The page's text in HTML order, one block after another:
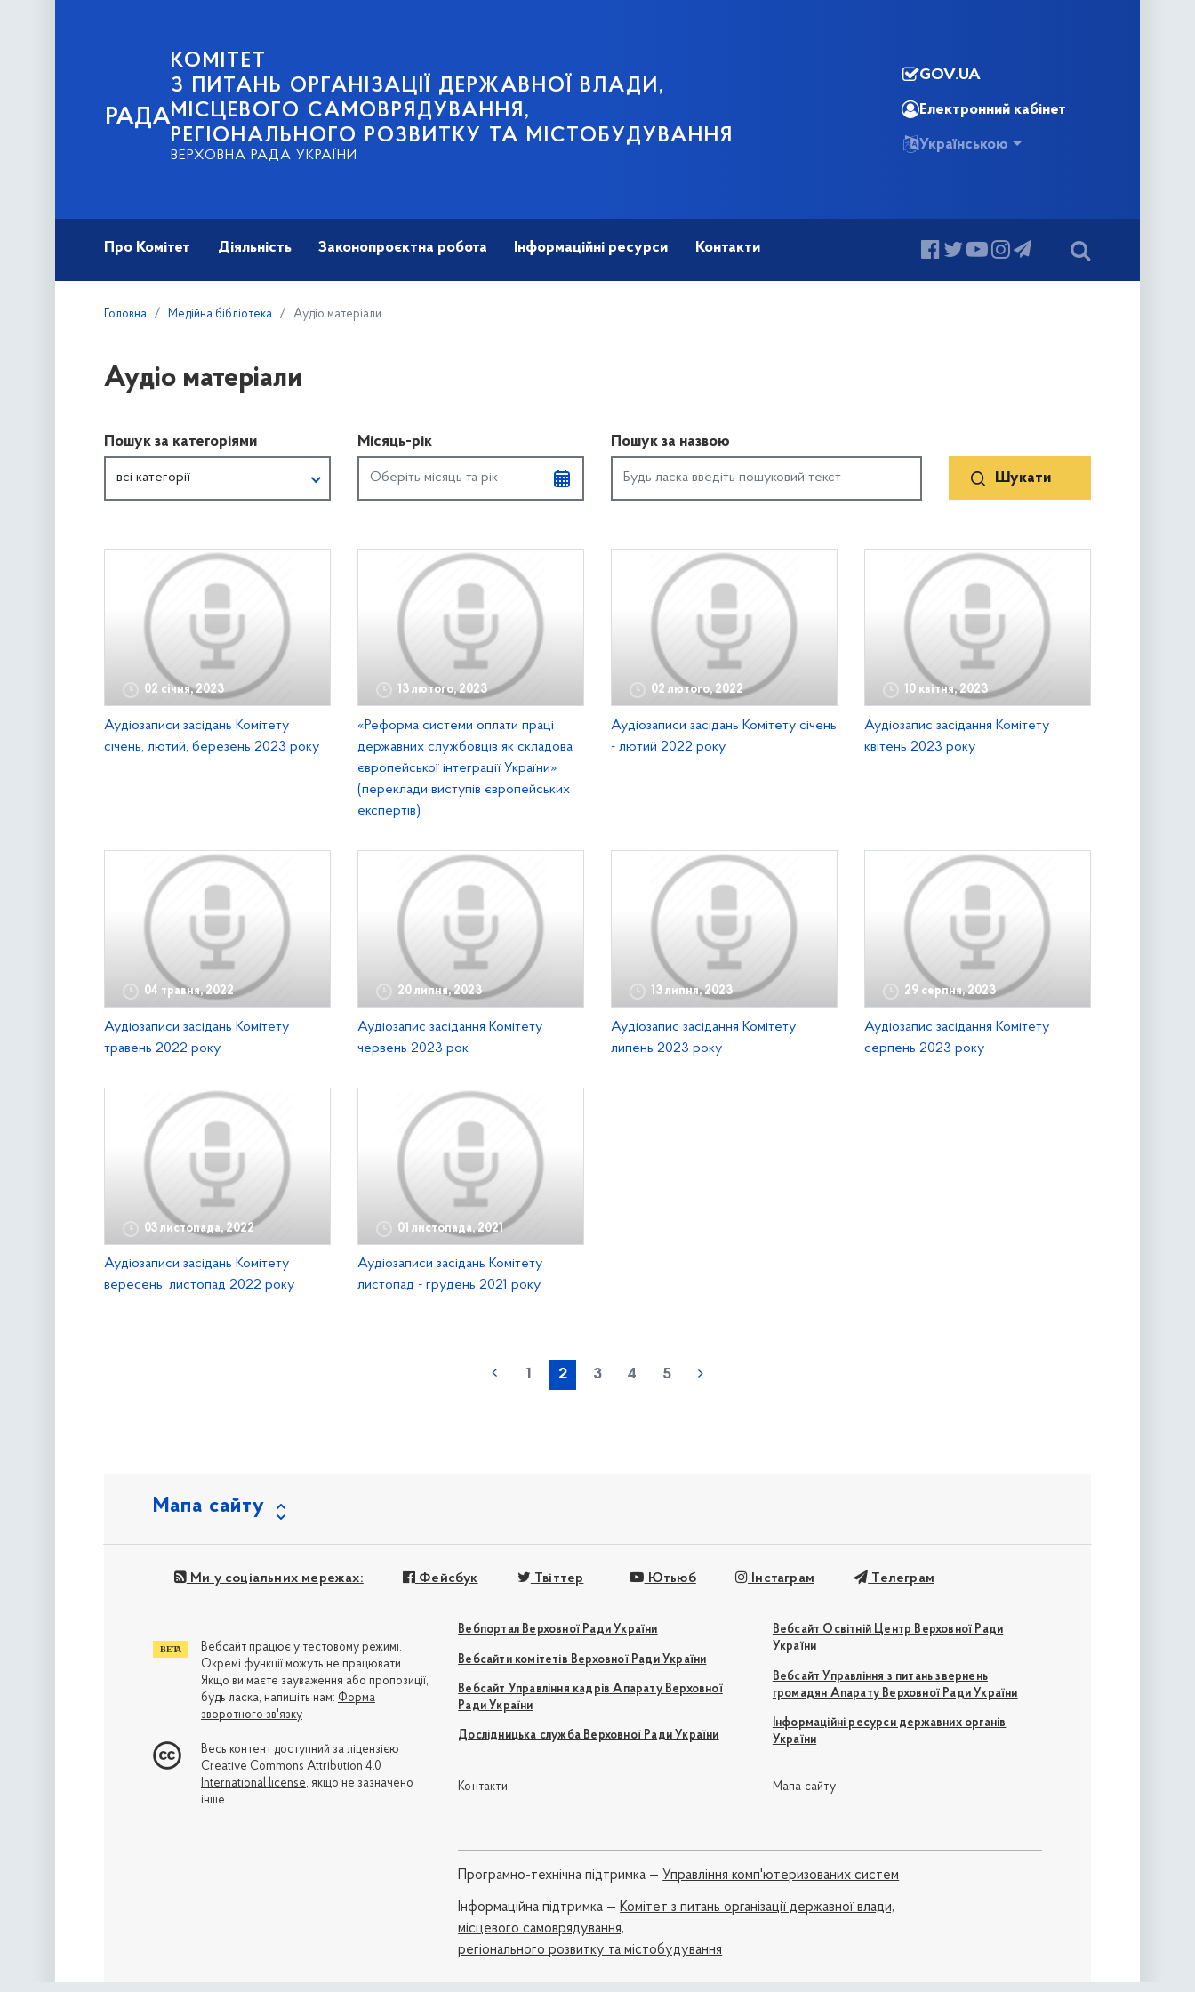
РАДА
КОМІТЕТ
З ПИТАНЬ ОРГАНІЗАЦІЇ ДЕРЖАВНОЇ ВЛАДИ,
МІСЦЕВОГО САМОВРЯДУВАННЯ,
РЕГІОНАЛЬНОГО РОЗВИТКУ ТА МІСТОБУДУВАННЯ
ВЕРХОВНА РАДА УКРАЇНИ
GOV.UA
Електронний кабінет
Українською
Про Комітет Діяльність Законопроєктна робота Інформаційні ресурси Контакти
Головна Медійна бібліотека Аудіо матеріали
Аудіо матеріали
Пошук за категоріями
всі категорії
Місяць-рік Пошук за назвою
02 січня, 2023
Аудіозаписи засідань Комітету
cічень, лютий, березень 2023 року
13 лютого, 2023
«Реформа системи оплати праці
державних службовців як складова
європейської інтеграції України»
(переклади виступів європейських
експертів)
02 лютого, 2022
Аудіозаписи засідань Комітету січень
- лютий 2022 року
10 квітня, 2023
Аудіозапис засідання Комітету
квітень 2023 року
04 травня, 2022
Аудіозаписи засідань Комітету
травень 2022 року
20 липня, 2023
Аудіозапис засідання Комітету
червень 2023 рок
13 липня, 2023
Аудіозапис засідання Комітету
липень 2023 року
29 серпня, 2023
Аудіозапис засідання Комітету
серпень 2023 року
03 листопада, 2022
Аудіозаписи засідань Комітету
вересень, листопад 2022 року
01 листопада, 2021
Аудіозаписи засідань Комітету
листопад - грудень 2021 року
1 2 3 4 5
Мапа сайту
Ми у соціальних мережах: Фейсбук Твіттер Ютьюб Інстаграм Телеграм
Вебпортал Верховної Ради України
Вебсайти комітетів Верховної Ради України
Вебсайт Управління кадрів Апарату Верховної
Ради України
Дослідницька служба Верховної Ради України
Вебсайт Освітній Центр Верховної Ради
України
Вебсайт Управління з питань звернень
громадян Апарату Верховної Ради України
Інформаційні ресурси державних органів
України
Контакти Мапа сайту
Програмно-технічна підтримка — Управління комп'ютеризованих систем
Iнформаційна підтримка — Комітет з питань організації державної влади,
місцевого самоврядування,
регіонального розвитку та містобудування
Вебсайт працює у тестовому режимі.
Окремі функції можуть не працювати.
Якщо ви маєте зауваження або пропозиції,
будь ласка, напишіть нам: Форма
зворотного зв'язку
Весь контент доступний за ліцензією
Creative Commons Attribution 4.0
International license, якщо не зазначено
інше